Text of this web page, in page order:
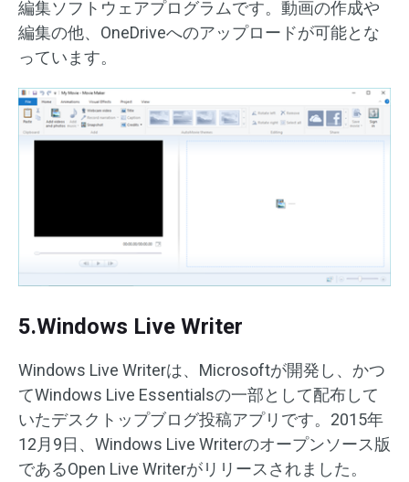
編集ソフトウェアプログラムです。動画の作成や
編集の他、OneDriveへのアップロードが可能とな
っています。
5.Windows Live Writer
Windows Live Writerは、Microsoftが開発し、かつ
てWindows Live Essentialsの一部として配布して
いたデスクトップブログ投稿アプリです。2015年
12月9日、Windows Live Writerのオープンソース版
であるOpen Live Writerがリリースされました。